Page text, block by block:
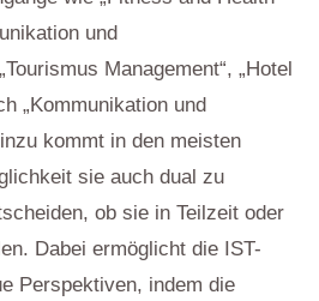
und
Management“, „Hotel
„Kommunikation und
kommt in den meisten
sie auch dual zu
ob sie in Teilzeit oder
Dabei ermöglicht die IST-
Perspektiven, indem die